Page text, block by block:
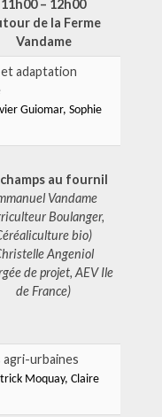
11h00 – 12h00
de la Ferme
Vandame
adaptation
Guiomar, Sophie
au fournil
Vandame
Boulanger,
bio)
Angeniol
de projet, AEV Ile
de France)
agri-urbaines
Moquay, Claire